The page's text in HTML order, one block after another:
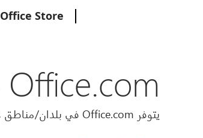
Office Store
Office.com حول العالم
يتوفر Office.com في بلدان/مناطق عدة. اختر تفضيلات اللغة أدناه.